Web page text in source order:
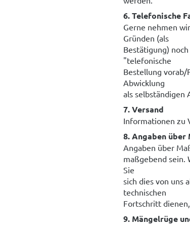
6. Telefonische
Gerne nehmen
Gründen (als
Bestätigung)
"telefonische
Bestellung vorab/
Abwicklung
als selbständigen
7. Versand
Informationen zu
8. Angaben über
Angaben über
maßgebend sein.
Sie
sich dies von uns
technischen
Fortschritt
9. Mängelrüge